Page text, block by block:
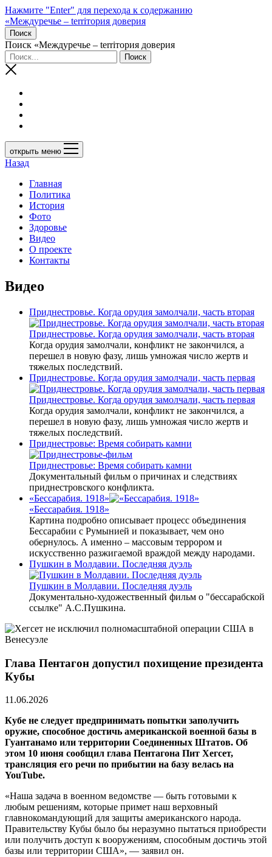
Нажмите "Enter" для перехода к содержанию
«Междуречье – terriтория доверия
Поиск
Поиск «Междуречье – terriтория доверия
открыть меню
Назад
Главная
Политика
История
Фото
Здоровье
Видео
О проекте
Контакты
Видео
Приднестровье. Когда орудия замолчали, часть вторая
Приднестровье. Когда орудия замолчали, часть вторая
Когда орудия замолчали, конфликт не закончился, а
перешел в новую фазу, лишь умножая число жертв и
тяжелых последствий.
Приднестровье. Когда орудия замолчали, часть первая
Приднестровье. Когда орудия замолчали, часть первая
Когда орудия замолчали, конфликт не закончился, а
перешел в новую фазу, лишь умножая число жертв и
тяжелых последствий.
Приднестровье: Время собирать камни
Приднестровье: Время собирать камни
Документальный фильм о причинах и следствиях
приднестровского конфликта.
«Бессарабия. 1918»
«Бессарабия. 1918»
Картина подробно описывает процесс объединения
Бессарабии с Румынией и показывает, чем оно
обернулось. А именно – массовым террором и
искусственно разжигаемой враждой между народами.
Пушкин в Молдавии. Последняя дуэль
Пушкин в Молдавии. Последняя дуэль
Документально-художественный фильм о "бессарабской
ссылке" А.С.Пушкина.
Глава Пентагон допустил похищение президента
Кубы
11.06.2026
Кубе не следует предпринимать попытки заполучить
оружие, способное достичь американской военной базы в
Гуантанамо или территории Соединенных Штатов. Об
этом 10 июня сообщил глава Пентагона Пит Хегсет,
трансляция его речи по прибытии на базу велась на
YouTube.
«Наша задача в военном ведомстве — быть готовыми к
любым решениям, которые примет наш верховный
главнокомандующий для защиты американского народа.
Правительству Кубы было бы неразумно пытаться приобрести
или получить доступ к вооружениям, способным достичь этой
базы или территории США», — заявил он.